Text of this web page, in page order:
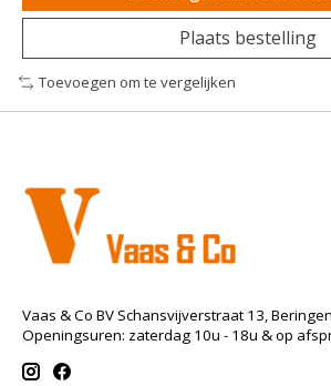
Plaats bestelling
Toevoegen om te vergelijken
Vaas & Co BV Schansvijverstraat 13,
Openingsuren: zaterdag 10u - 18u & op